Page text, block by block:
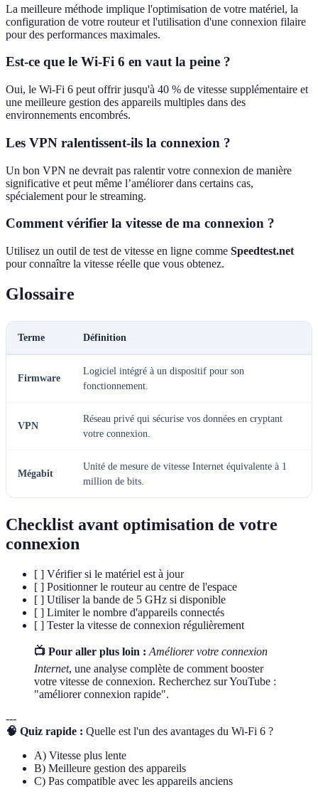
La meilleure méthode implique l'optimisation de votre matériel, la
configuration de votre routeur et l'utilisation d'une connexion filaire
pour des performances maximales.
Est-ce que le Wi-Fi 6 en vaut la peine ?
Oui, le Wi-Fi 6 peut offrir jusqu'à 40 % de vitesse supplémentaire et
une meilleure gestion des appareils multiples dans des
environnements encombrés.
Les VPN ralentissent-ils la connexion ?
Un bon VPN ne devrait pas ralentir votre connexion de manière
significative et peut même l’améliorer dans certains cas,
spécialement pour le streaming.
Comment vérifier la vitesse de ma connexion ?
Utilisez un outil de test de vitesse en ligne comme Speedtest.net
pour connaître la vitesse réelle que vous obtenez.
Glossaire
Terme Définition
Firmware
Logiciel intégré à un dispositif pour son
fonctionnement.
VPN
Réseau privé qui sécurise vos données en cryptant
votre connexion.
Mégabit
Unité de mesure de vitesse Internet équivalente à 1
million de bits.
Checklist avant optimisation de votre
connexion
[ ] Vérifier si le matériel est à jour
[ ] Positionner le routeur au centre de l'espace
[ ] Utiliser la bande de 5 GHz si disponible
[ ] Limiter le nombre d'appareils connectés
[ ] Tester la vitesse de connexion régulièrement
📺 Pour aller plus loin : Améliorer votre connexion
Internet, une analyse complète de comment booster
votre vitesse de connexion. Recherchez sur YouTube :
"améliorer connexion rapide".
---
🧠 Quiz rapide : Quelle est l'un des avantages du Wi-Fi 6 ?
A) Vitesse plus lente
B) Meilleure gestion des appareils
C) Pas compatible avec les appareils anciens